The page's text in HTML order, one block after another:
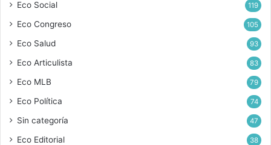
Eco Social 119
Eco Congreso 105
Eco Salud 93
Eco Articulista 83
Eco MLB 79
Eco Política 74
Sin categoría 47
Eco Editorial 38